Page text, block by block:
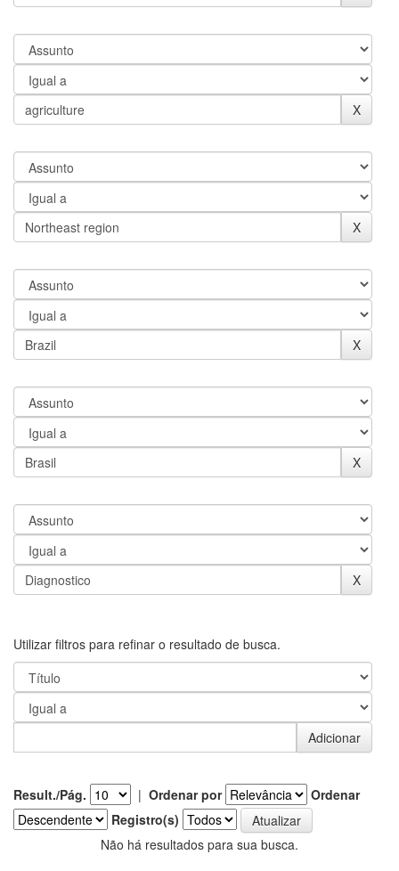
Utilizar filtros para refinar o resultado de busca.
Result./Pág. | Ordenar por
Ordenar
Registro(s)
Não há resultados para sua busca.